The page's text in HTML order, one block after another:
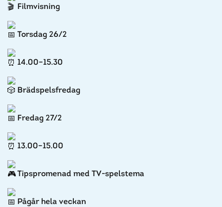
Filmvisning
Torsdag 26/2
14.00–15.30
Brädspelsfredag
Fredag 27/2
13.00–15.00
Tipspromenad med TV-spelstema
Pågår hela veckan